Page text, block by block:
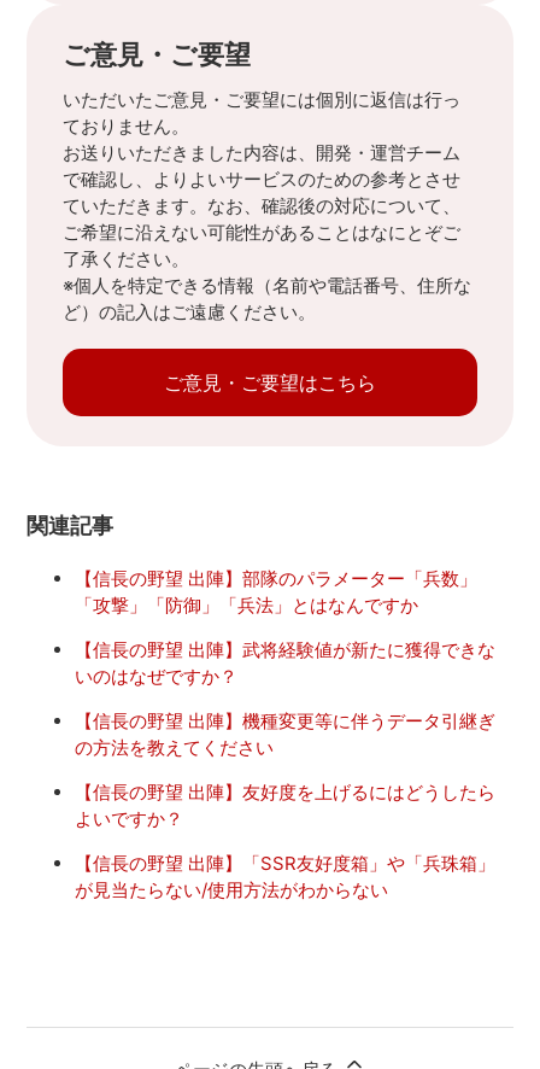
ご意見・ご要望
いただいたご意見・ご要望には個別に返信は行っ
ておりません。
お送りいただきました内容は、開発・運営チーム
で確認し、よりよいサービスのための参考とさせ
ていただきます。なお、確認後の対応について、
ご希望に沿えない可能性があることはなにとぞご
了承ください。
※個人を特定できる情報（名前や電話番号、住所な
ど）の記入はご遠慮ください。
ご意見・ご要望はこちら
関連記事
【信長の野望 出陣】部隊のパラメーター「兵数」
「攻撃」「防御」「兵法」とはなんですか
【信長の野望 出陣】武将経験値が新たに獲得できな
いのはなぜですか？
【信長の野望 出陣】機種変更等に伴うデータ引継ぎ
の方法を教えてください
【信長の野望 出陣】友好度を上げるにはどうしたら
よいですか？
【信長の野望 出陣】「SSR友好度箱」や「兵珠箱」
が見当たらない/使用方法がわからない